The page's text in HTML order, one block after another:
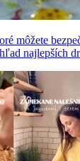
môžete
najlepších